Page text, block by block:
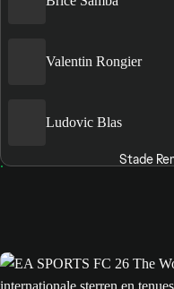
Valentin Rongier
Ludovic Blas
Stade